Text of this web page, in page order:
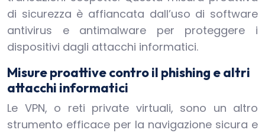
di sicurezza è affiancata dall’uso di software
antivirus e antimalware per proteggere i
dispositivi dagli attacchi informatici.
Misure proattive contro il phishing e altri
attacchi informatici
Le VPN, o reti private virtuali, sono un altro
strumento efficace per la navigazione sicura e